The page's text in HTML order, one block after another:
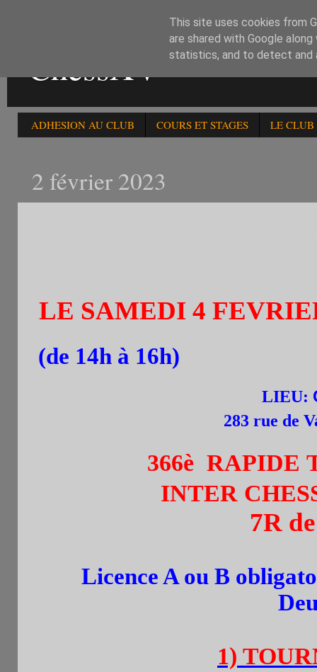
ChessXV
ADHESION AU CLUB COURS ET STAGES LE CLUB
2 février 2023
LE SAMEDI 4
(de 14h à 16h)
LIEU:
283 rue de
366è RAPIDE
INTER
7R
Licence A ou B
1)
This site uses cookies from
are shared with Google
statistics, and to detect and